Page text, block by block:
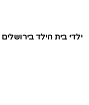
ילדי בית הילד